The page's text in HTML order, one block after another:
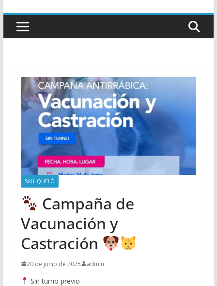
SALLIQUELÓ
Campaña de
Vacunación y
Castración
20 de junio de 2025 admin
Sin turno previo